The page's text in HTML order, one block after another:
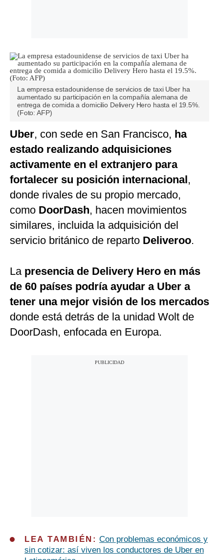
La empresa estadounidense de servicios de taxi Uber ha
aumentado su participación en la compañía alemana de
entrega de comida a domicilio Delivery Hero hasta el 19.5%.
(Foto: AFP)
Uber, con sede en San Francisco, ha
estado realizando adquisiciones
activamente en el extranjero para
fortalecer su posición internacional,
donde rivales de su propio mercado,
como DoorDash, hacen movimientos
similares, incluida la adquisición del
servicio británico de reparto Deliveroo.
La presencia de Delivery Hero en más
de 60 países podría ayudar a Uber a
tener una mejor visión de los mercados
donde está detrás de la unidad Wolt de
DoorDash, enfocada en Europa.
LEA TAMBIÉN: Con problemas económicos y
sin cotizar: así viven los conductores de Uber en